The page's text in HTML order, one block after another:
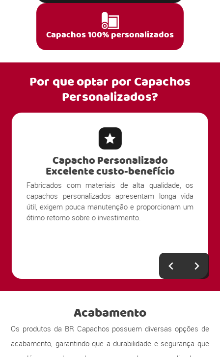
Capachos 100% personalizados
Por que optar porCapachos
Personalizados?
Capacho Personalizado
Excelente custo-benefício
Fabricados com materiais de alta qualidade, os
capachos personalizados apresentam longa vida
útil, exigem pouca manutenção e proporcionam um
ótimo retorno sobre o investimento.
Acabamento
Os produtos da BR Capachos possuem diversas opções de
acabamento, garantindo que a durabilidade e segurança que